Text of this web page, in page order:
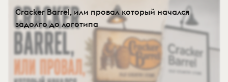
Cracker Barrel, или провал который начался
задолго до логотипа